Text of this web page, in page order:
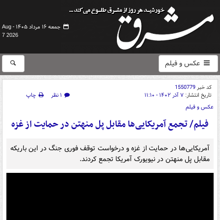
جمعه ۱۶ مرداد ۱۴۰۵ -
Aug
7 2026
عکس و فیلم
کد خبر1550779
تاریخ انتشار: ۷ آذر ۱۴۰۲ - ۱۱:۱۰ ۱ نظر
چاپ
عکس و فیلم
فیلم/ تجمع آمریکایی‌ها مقابل پل منهتن در حمایت از غزه
آمریکایی‌ها در حمایت از غزه و درخواست توقف فوری جنگ در این باریکه
مقابل پل منهتن در نیویورک آمریکا تجمع کردند.